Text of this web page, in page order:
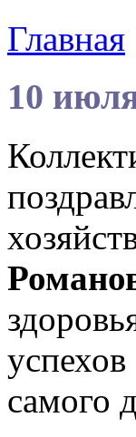
Главная
10
самого